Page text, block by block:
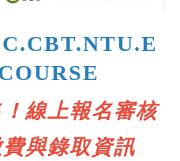
線上報名審核
與錄取資訊